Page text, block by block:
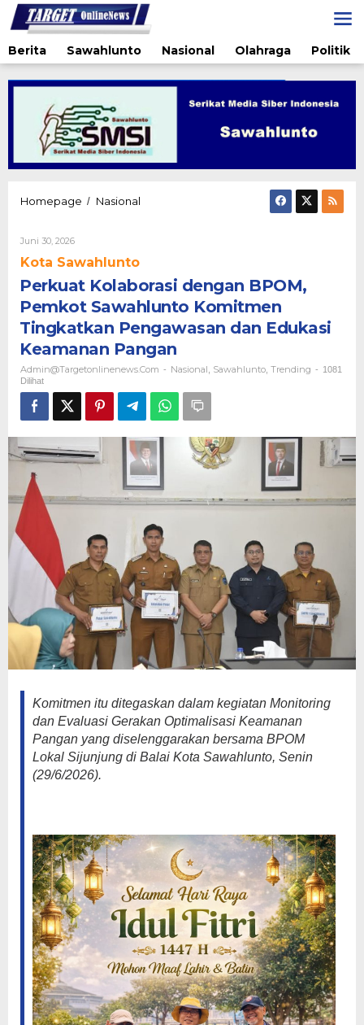
Lewati
ke
konten
Berita
Sawahlunto Nasional Olahraga Politik
Homepage / Nasional
Komitmen
Tingkatkan
dan
Edukasi
Keamanan
Pangan
Juni 30, 2026Oleh
Kota Sawahlunto
Perkuat Kolaborasi dengan BPOM,
Pemkot Sawahlunto Komitmen
Tingkatkan Pengawasan dan Edukasi
Keamanan Pangan
Admin@targetonlinenews.com - Nasional Sawahlunto Trending - 1081
Dilihat
Komitmen itu ditegaskan dalam kegiatan Monitoring
dan Evaluasi Gerakan Optimalisasi Keamanan
Pangan yang diselenggarakan bersama BPOM
Lokal Sijunjung di Balai Kota Sawahlunto, Senin
(29/6/2026).